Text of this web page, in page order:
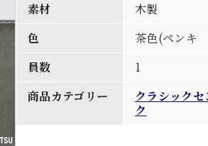
素材
木製
色
茶色(ペンキ
員数
1
商品カテゴリー
クラシック
ク